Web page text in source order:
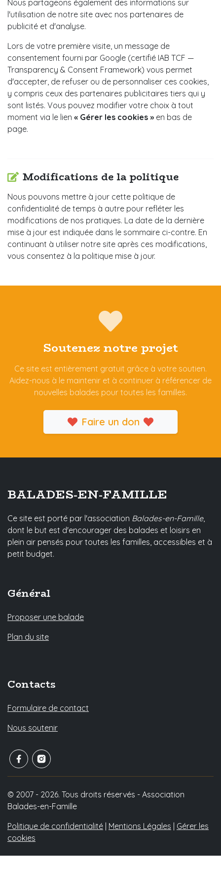
Nous partageons également des informations sur
l'utilisation de notre site avec nos partenaires de
publicité et d'analyse.
Lors de votre première visite, un message de
consentement fourni par Google (certifié IAB TCF —
Transparency & Consent Framework) vous permet
d'accepter, de refuser ou de personnaliser ces cookies,
y compris ceux des partenaires publicitaires tiers qui y
sont listés. Vous pouvez modifier votre choix à tout
moment via le lien « Gérer les cookies » en bas de
page.
Modifications de la politique
Nous pouvons mettre à jour cette politique de
confidentialité de temps à autre pour refléter les
modifications de nos pratiques. La date de la dernière
mise à jour est indiquée dans le sommaire ci-contre. En
continuant à utiliser notre site après ces modifications,
vous consentez à la politique mise à jour.
Soutenez notre projet
Ce site est entièrement gratuit grâce à votre soutien.
Aidez-nous à le maintenir et à continuer à référencer de
nouvelles balades pour toutes les familles.
Faire un don
BALADES-EN-FAMILLE
Ce site est porté par l'association Balades-en-Famille,
dont le but est d'encourager des balades et loisirs en
plein air pensés pour toutes les familles, accessibles et à
petit budget.
Général
Proposer une balade
Plan du site
Contacts
Formulaire de contact
Nous soutenir
© 2007 - 2026. Tous droits réservés - Association
Balades-en-Famille
Politique de confidentialité Mentions Légales
Gérer les
cookies